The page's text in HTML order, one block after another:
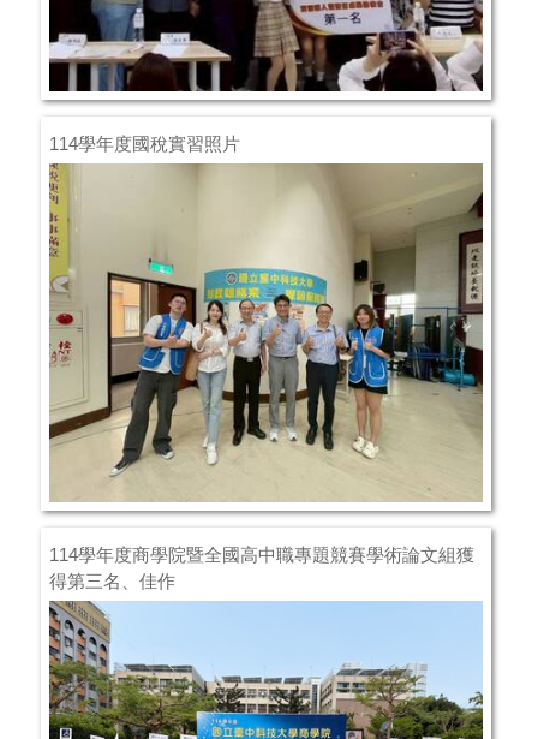
114學年度國稅實習照片
114學年度商學院暨全國高中職專題競賽學術論文組獲
得第三名、佳作